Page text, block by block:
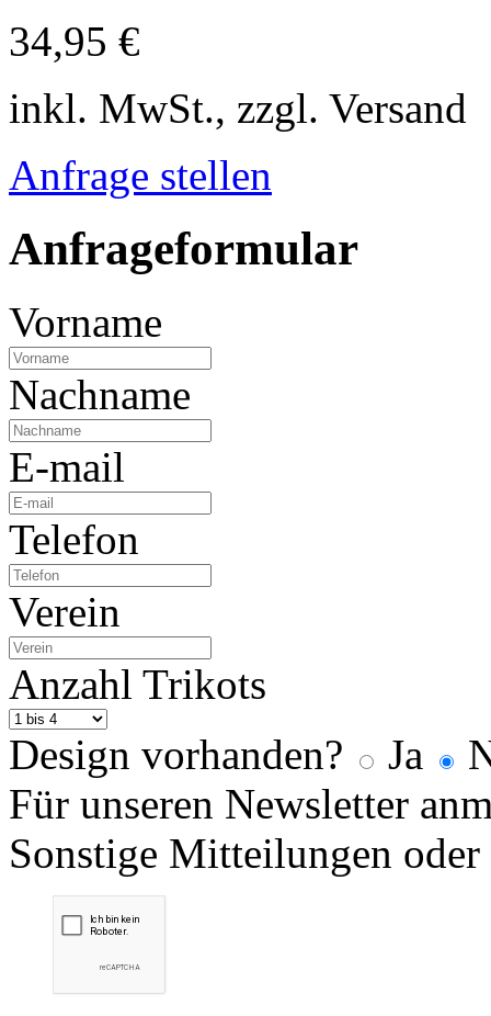
34,95 €
inkl. MwSt., zzgl. Versand
Anfrage stellen
Anfrageformular
Vorname
Nachname
E-mail
Telefon
Verein
Anzahl Trikots
Design vorhanden?
Ja
Für unseren Newsletter
Sonstige Mitteilungen oder